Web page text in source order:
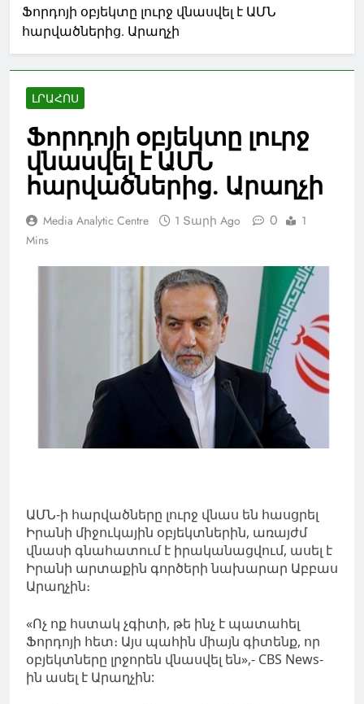
Ֆորդոյի օբյեկտը լուրջ վնասվել է ԱՄՆ
հարվածներից. Արաղչի
ԼՐԱՀՈՍ
Ֆորդոյի օբյեկտը լուրջ
վնասվել է ԱՄՆ
հարվածներից. Արաղչի
Media Analytic Centre 1 Տարի Ago 0
1
Mins
ԱՄՆ-ի հարվածները լուրջ վնաս են հասցրել
Իրանի միջուկային օբյեկտներին, առայժմ
վնասի գնահատում է իրականացվում, ասել է
Իրանի արտաքին գործերի նախարար Աբբաս
Արաղչին։
«Ոչ ոք հստակ չգիտի, թե ինչ է պատահել
Ֆորդոյի հետ։ Այս պահին միայն գիտենք, որ
օբյեկտները լրջորեն վնասվել են»,- CBS News-
ին ասել է Արաղչին: